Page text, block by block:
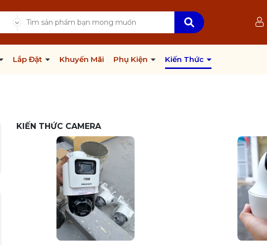
Lắp Đặt Khuyến Mãi Phụ Kiện Kiến Thức
KIẾN THỨC CAMERA